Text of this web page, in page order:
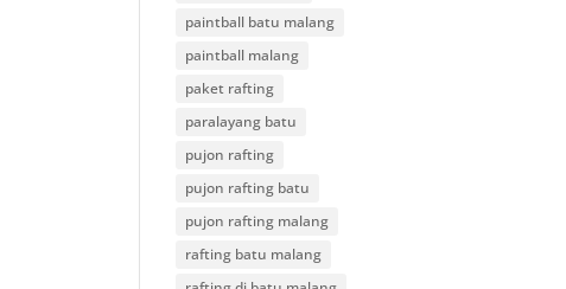
paintball batu malang
paintball malang
paket rafting
paralayang batu
pujon rafting
pujon rafting batu
pujon rafting malang
rafting batu malang